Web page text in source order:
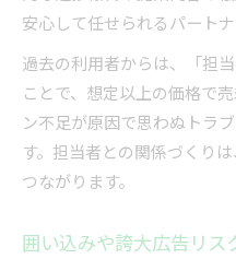
安心して任せられるパート
過去の利用者からは、「担
ことで、想定以上の価格で
ン不足が原因で思わぬトラ
す。担当者との関係づくり
つながります。
囲い込みや誇大広告リス